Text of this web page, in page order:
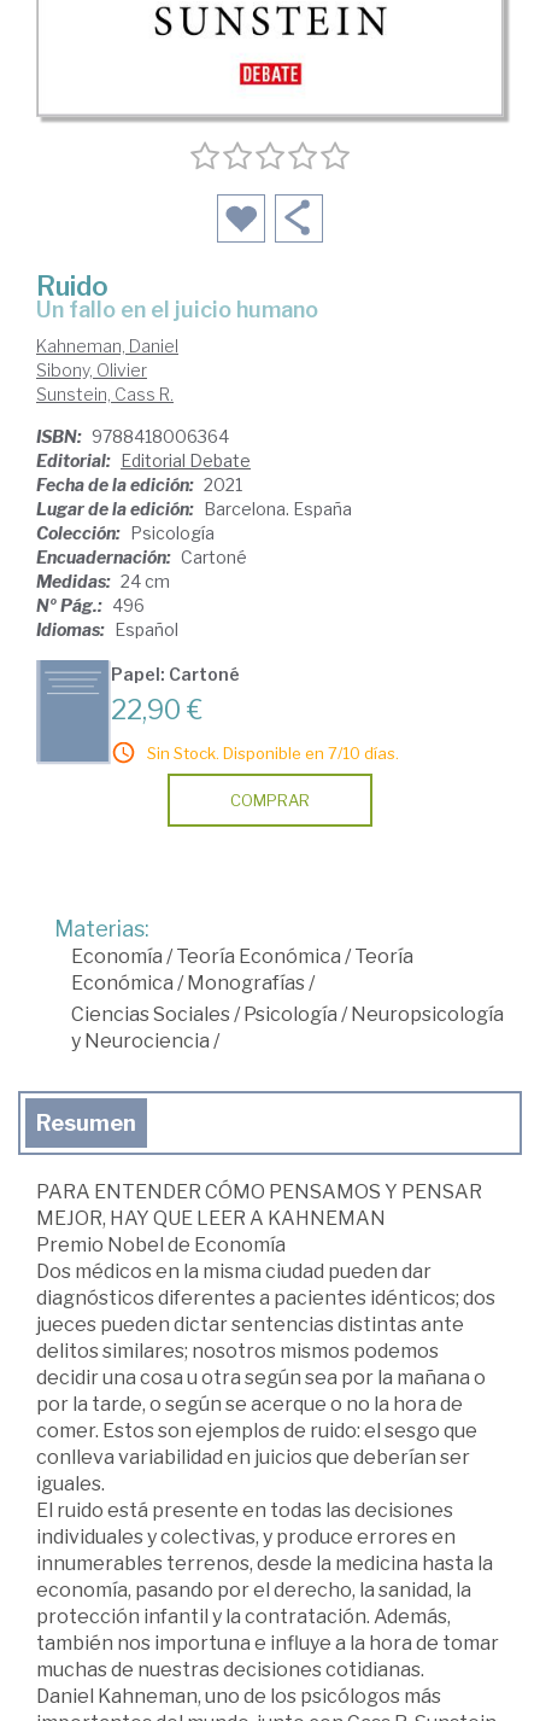
Ruido
un fallo en el juicio humano
Kahneman, Daniel
Sibony, Olivier
Sunstein, Cass R.
ISBN: 9788418006364
Editorial: Editorial Debate
Fecha de la edición: 2021
Lugar de la edición: Barcelona. España
Colección: Psicología
Encuadernación: Cartoné
Medidas: 24 cm
Nº Pág.: 496
Idiomas: Español
Papel: Cartoné
22,90 €
Sin Stock. Disponible en 7/10 días.
COMPRAR
Materias:
Economía /Teoría Económica /Teoría
Económica / Monografías/
Ciencias Sociales/ Psicología / Neuropsicología
y Neurociencia /
Resumen
PARA ENTENDER CÓMO PENSAMOS Y PENSAR
MEJOR, HAY QUE LEER A KAHNEMAN
Premio Nobel de Economía
Dos médicos en la misma ciudad pueden dar
diagnósticos diferentes a pacientes idénticos; dos
jueces pueden dictar sentencias distintas ante
delitos similares; nosotros mismos podemos
decidir una cosa u otra según sea por la mañana o
por la tarde, o según se acerque o no la hora de
comer. Estos son ejemplos de ruido: el sesgo que
conlleva variabilidad en juicios que deberían ser
iguales.
El ruido está presente en todas las decisiones
individuales y colectivas, y produce errores en
innumerables terrenos, desde la medicina hasta la
economía, pasando por el derecho, la sanidad, la
protección infantil y la contratación. Además,
también nos importuna e influye a la hora de tomar
muchas de nuestras decisiones cotidianas.
Daniel Kahneman, uno de los psicólogos más